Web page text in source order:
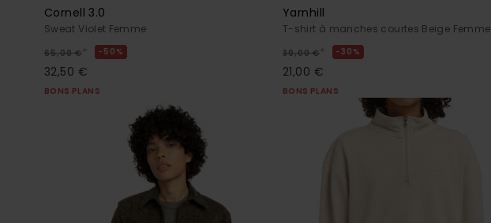
Cornell 3.0
Sweat Violet Femme
65,00 € * 50%
32,50 €
BONS PLANS
Yarnhill
T-shirt à manches courtes Beige Femme
30,00 € * 30%
21,00 €
BONS PLANS